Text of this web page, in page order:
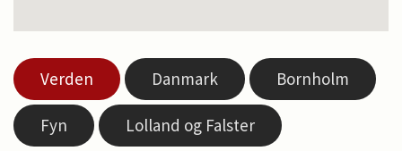
Verden Danmark Bornholm
Fyn Lolland og Falster